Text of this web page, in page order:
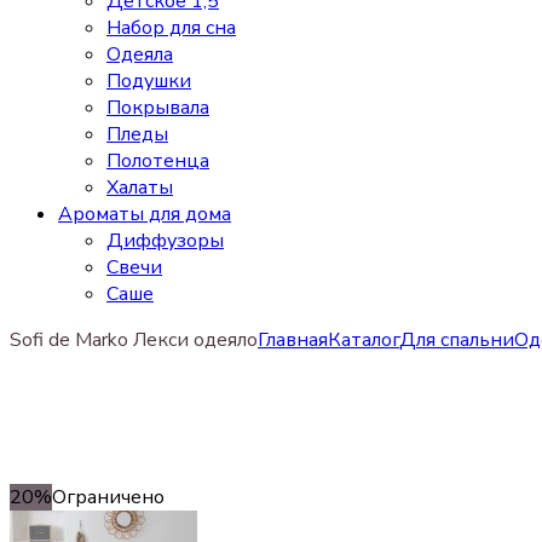
Набор для сна
Одеяла
Подушки
Покрывала
Пледы
Полотенца
Халаты
Ароматы для дома
Диффузоры
Свечи
Cаше
Sofi de Marko Лекси одеялоГлавнаяКаталогДля спальни
20%Ограничено